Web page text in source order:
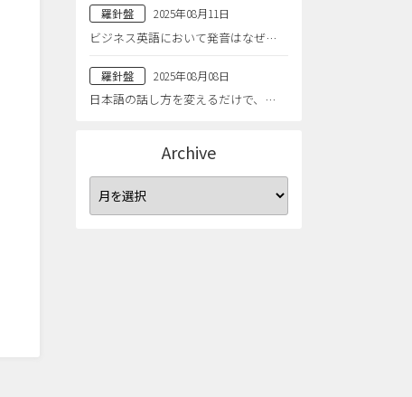
羅針盤 2025年08月11日
ビジネス英語において発音はなぜ…
羅針盤 2025年08月08日
日本語の話し方を変えるだけで、…
Archive